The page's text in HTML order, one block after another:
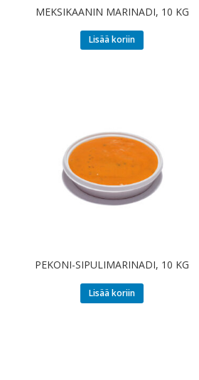
MEKSIKAANIN MARINADI, 10 KG
Lisää koriin
PEKONI-SIPULIMARINADI, 10 KG
Lisää koriin